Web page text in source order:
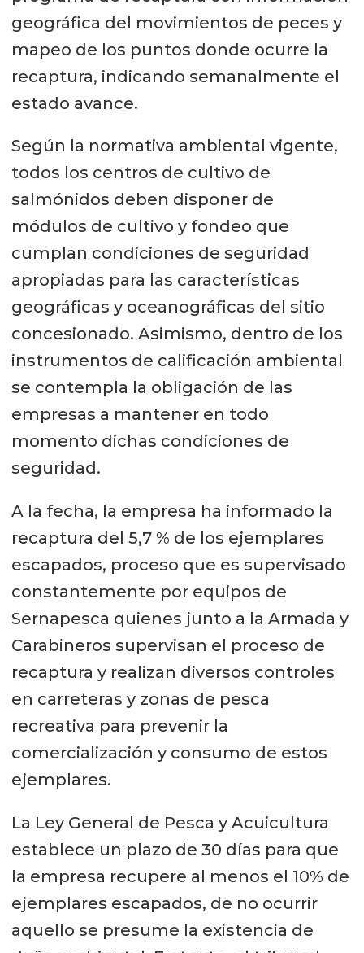
geográfica del movimientos de peces y
mapeo de los puntos donde ocurre la
recaptura, indicando semanalmente el
estado avance.
Según la normativa ambiental vigente,
todos los centros de cultivo de
salmónidos deben disponer de
módulos de cultivo y fondeo que
cumplan condiciones de seguridad
apropiadas para las características
geográficas y oceanográficas del sitio
concesionado. Asimismo, dentro de los
instrumentos de calificación ambiental
se contempla la obligación de las
empresas a mantener en todo
momento dichas condiciones de
seguridad.
A la fecha, la empresa ha informado la
recaptura del 5,7 % de los ejemplares
escapados, proceso que es supervisado
constantemente por equipos de
Sernapesca quienes junto a la Armada y
Carabineros supervisan el proceso de
recaptura y realizan diversos controles
en carreteras y zonas de pesca
recreativa para prevenir la
comercialización y consumo de estos
ejemplares.
La Ley General de Pesca y Acuicultura
establece un plazo de 30 días para que
la empresa recupere al menos el 10% de
ejemplares escapados, de no ocurrir
aquello se presume la existencia de